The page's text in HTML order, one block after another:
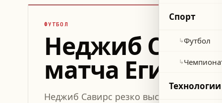
ФУТБОЛ
Неджиб
матча Египет
Неджиб Савирс резко высказался о
Спорт
↳Футбол
↳
Технологии